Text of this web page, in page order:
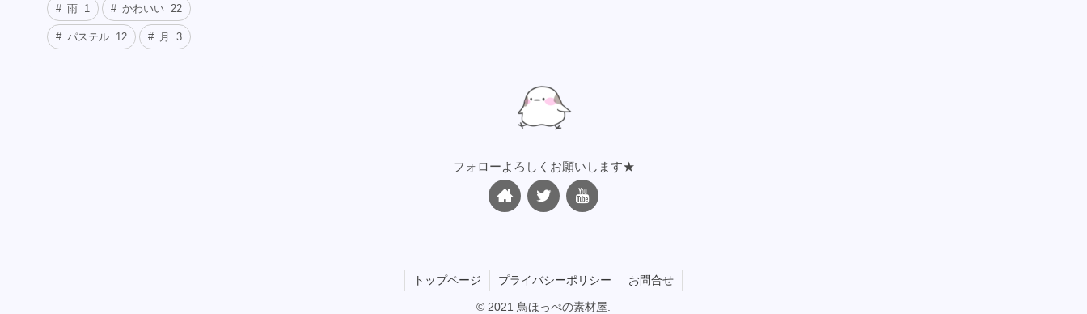
雨 1 かわいい 22
パステル 12 月 3
フォローよろしくお願いします★
トップページ プライバシーポリシー お問合せ
© 2021 鳥ほっぺの素材屋.